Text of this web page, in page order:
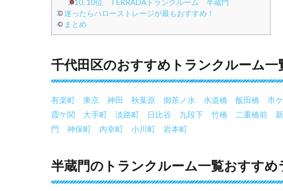
2.10.10位 TERRADAトランクルーム 半蔵門
3.迷ったらハローストレージが最もおすすめ！
4. まとめ
千代田区のおすすめトランクルーム一
有楽町 東京 神田 秋葉原 御茶ノ水 水道橋 飯田橋 市
霞ケ関
大手町 淡路町 日比谷 九段下 竹橋 二重橋前
門
神保町 内幸町 小川町 岩本町
半蔵門のトランクルーム一覧おすすめ